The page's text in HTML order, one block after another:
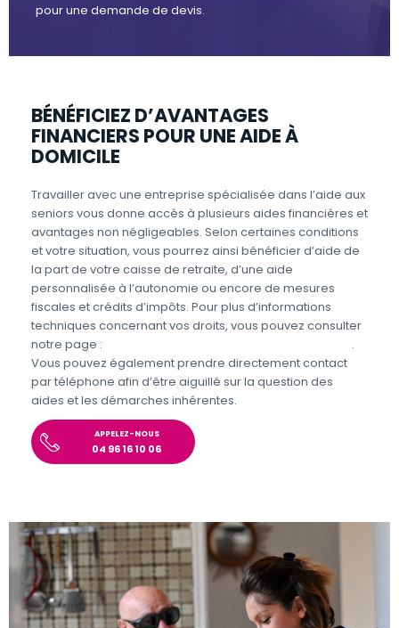
pour une demande de devis.
BÉNÉFICIEZ D’AVANTAGES
FINANCIERS POUR UNE AIDE À
DOMICILE
Travailler avec une entreprise spécialisée dans l’aide aux
seniors vous donne accès à plusieurs aides financières et
avantages non négligeables. Selon certaines conditions
et votre situation, vous pourrez ainsi bénéficier d’aide de
la part de votre caisse de retraite, d’une aide
personnalisée à l’autonomie ou encore de mesures
fiscales et crédits d’impôts. Pour plus d’informations
techniques concernant vos droits, vous pouvez consulter
notre page :
.
Vous pouvez également prendre directement contact
par téléphone afin d’être aiguillé sur la question des
aides et les démarches inhérentes.
APPELEZ-NOUS
04 96 16 10 06